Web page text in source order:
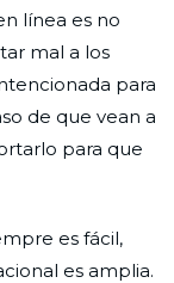
línea es no
mal a los
para
de que vean a
para que
es fácil,
es amplia.